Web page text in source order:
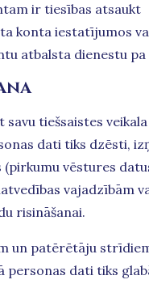
ir tiesības atsaukt
konta iestatījumos
atbalsta dienestu pa
savu tiešsaistes
dati tiks dzēsti,
vēstures
vajadzībām
risināšanai.
un patērētāju
personas dati tiks